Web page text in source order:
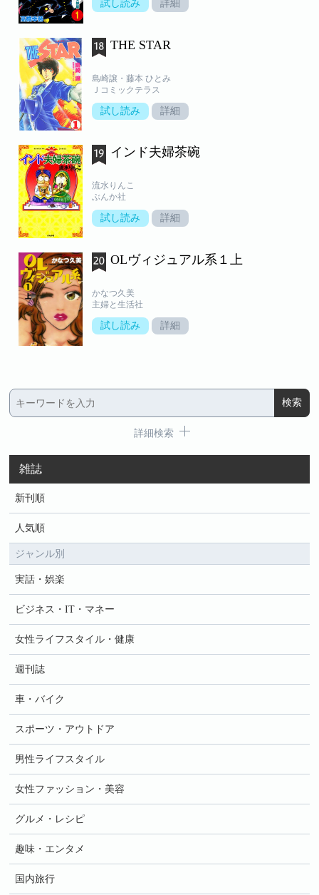
試し読み 詳細
THE STAR
島崎譲・藤本 ひとみ
Ｊコミックテラス
試し読み 詳細
インド夫婦茶碗
流水りんこ
ぶんか社
試し読み 詳細
OLヴィジュアル系１上
かなつ久美
主婦と生活社
試し読み 詳細
詳細検索
雑誌
新刊順
人気順
ジャンル別
実話・娯楽
ビジネス・IT・マネー
女性ライフスタイル・健康
週刊誌
車・バイク
スポーツ・アウトドア
男性ライフスタイル
女性ファッション・美容
グルメ・レシピ
趣味・エンタメ
国内旅行